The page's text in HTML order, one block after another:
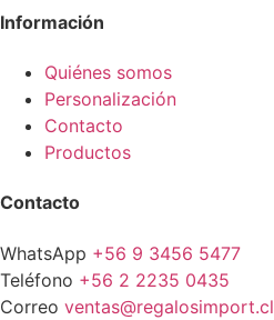
Información
Quiénes somos
Personalización
Contacto
Productos
Contacto
WhatsApp +56 9 3456 5477
Teléfono +56 2 2235 0435
Correo ventas@regalosimport.cl